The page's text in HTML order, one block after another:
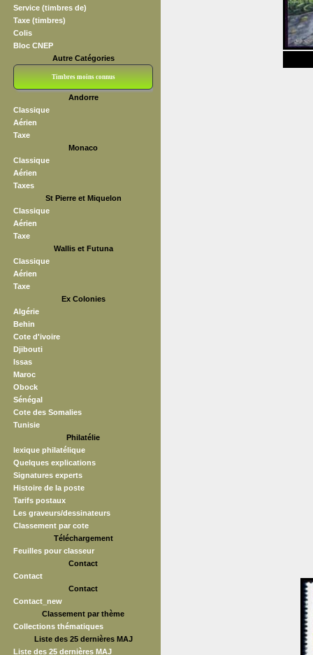
Service (timbres de)
Taxe (timbres)
Colis
Bloc CNEP
Autre Catégories
Timbres moins connus
Andorre
Classique
Aérien
Taxe
Monaco
Classique
Aérien
Taxes
St Pierre et Miquelon
Classique
Aérien
Taxe
Wallis et Futuna
Classique
Aérien
Taxe
Ex Colonies
Algérie
Behin
Cote d'ivoire
Djibouti
Issas
Maroc
Obock
Sénégal
Cote des Somalies
Tunisie
Philatélie
lexique philatélique
Quelques explications
Signatures experts
Histoire de la poste
Tarifs postaux
Les graveurs/dessinateurs
Classement par cote
Téléchargement
Feuilles pour classeur
Contact
Contact
Contact
Contact_new
Classement par thème
Collections thématiques
Liste des 25 dernières MAJ
Liste des 25 dernières MAJ